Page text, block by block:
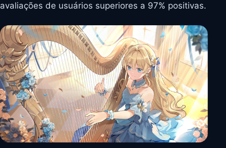
avaliações de usuários superiores a 97% positivas.